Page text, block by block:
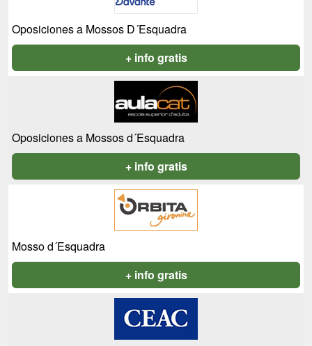
Oposiciones a Mossos D´Esquadra
+ info gratis
Oposiciones a Mossos d´Esquadra
+ info gratis
Mosso d´Esquadra
+ info gratis